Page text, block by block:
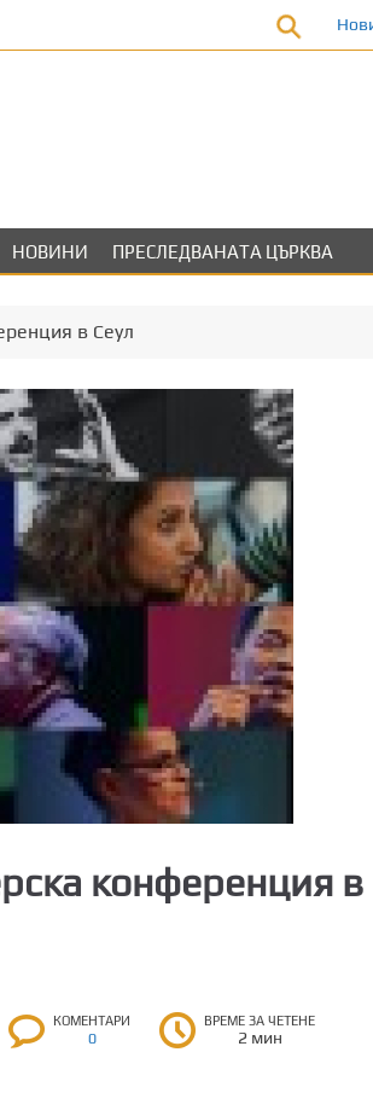
НОВИНИ ПРЕСЛЕДВАНАТА ЦЪРКВА
в Сеул
конференция в
КОМЕНТАРИ
0
ВРЕМЕ ЗА ЧЕТЕНЕ
2 мин